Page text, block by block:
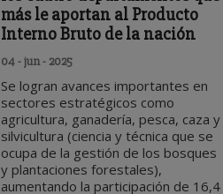
más le aportan al Producto
Interno Bruto de la nación
04 - jun - 2025
Se logran avances importantes en
sectores estratégicos como
agricultura, ganadería, pesca, caza y
silvicultura (ciencia y técnica que se
ocupa de la gestión de los bosques
y plantaciones forestales),
aumentando la participación de 16,4